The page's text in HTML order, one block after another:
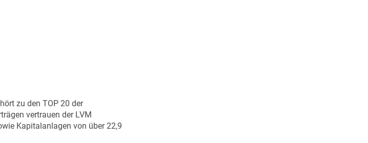
zu den TOP 20 der
vertrauen der LVM
Kapitalanlagen von über 22,9